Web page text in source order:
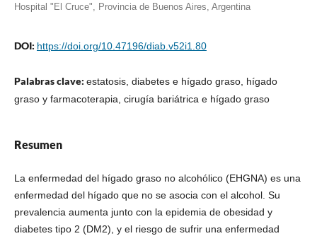
Hospital "El Cruce", Provincia de Buenos Aires, Argentina
DOI: https://doi.org/10.47196/diab.v52i1.80
Palabras clave: estatosis, diabetes e hígado graso, hígado
graso y farmacoterapia, cirugía bariátrica e hígado graso
Resumen
La enfermedad del hígado graso no alcohólico (EHGNA) es una
enfermedad del hígado que no se asocia con el alcohol. Su
prevalencia aumenta junto con la epidemia de obesidad y
diabetes tipo 2 (DM2), y el riesgo de sufrir una enfermedad